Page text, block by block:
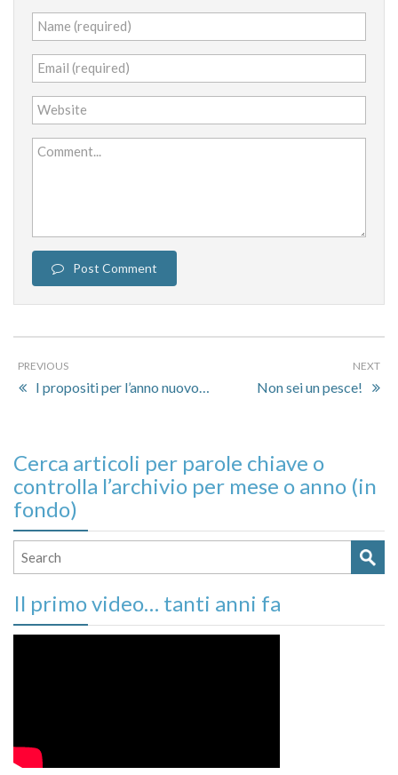
Name (required)
Email (required)
Website
Comment...
Post Comment
PREVIOUS
I propositi per l’anno nuovo…
NEXT
Non sei un pesce!
Cerca articoli per parole chiave o
controlla l’archivio per mese o anno (in
fondo)
Il primo video… tanti anni fa